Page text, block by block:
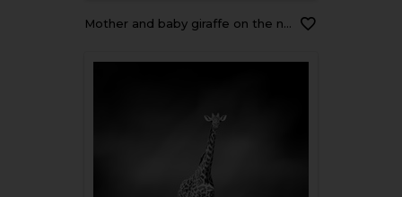
Mother and baby giraffe on the natural background